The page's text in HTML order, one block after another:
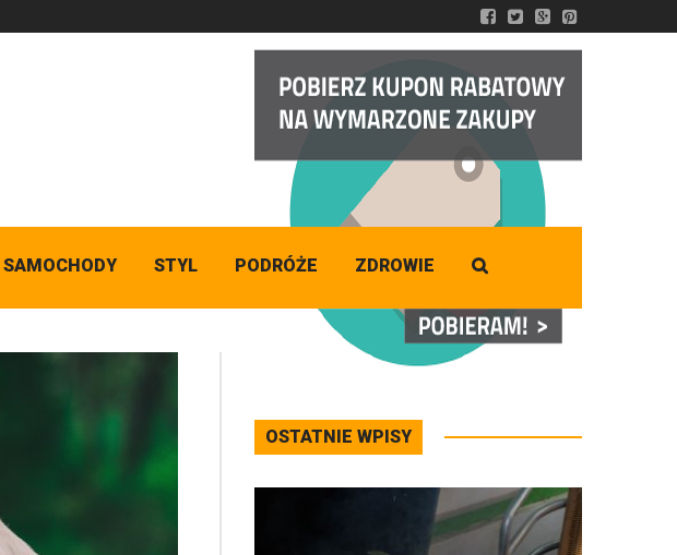
DZISIAJ
SAMOCHODY STYL PODRÓŻE ZDROWIE
OSTATNIE WPISY